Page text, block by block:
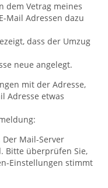
dem Vetrag meines
Mail Adressen dazu
dass der Umzug
neue angelegt.
mit der Adresse,
Adresse etwas
Mail-Server
Bitte überprüfen Sie,
Einstellungen stimmt